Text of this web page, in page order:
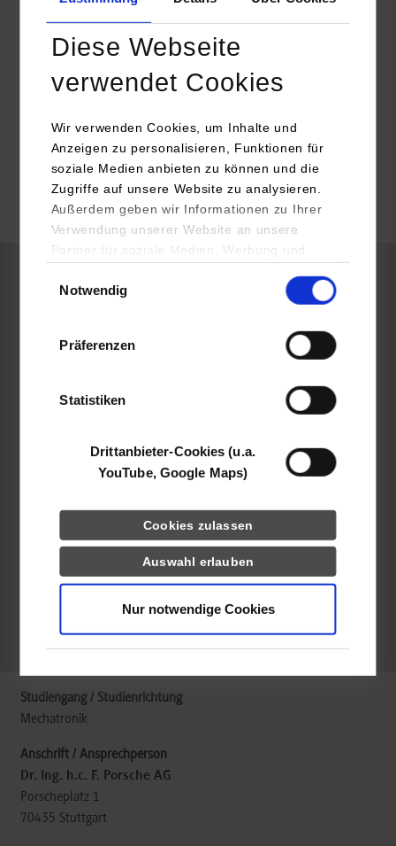
Diese Webseite
verwendet Cookies
Wir verwenden Cookies, um Inhalte und
Anzeigen zu personalisieren, Funktionen für
soziale Medien anbieten zu können und die
Zugriffe auf unsere Website zu analysieren.
Außerdem geben wir Informationen zu Ihrer
Verwendung unserer Website an unsere
Partner für soziale Medien, Werbung und
YouTube, Google Maps) führen diese
Daten zusammen, die Sie ihnen bereitgestellt
haben oder die sie im Rahmen Ihrer Nutzung
Notwendig
Präferenzen
Statistiken
Drittanbieter-Cookies (u.a.
YouTube, Google Maps)
Cookies zulassen
Auswahl erlauben
Nur notwendige Cookies
Produktionstechnik Bitte erfragen Sie die genaue Anzahl an freien
belegt
Maschinenbau / Fahrzeug-System-Engineering
Dr. Ing. h.c. F. Porsche AG
Kerassa Wassermann
berufsausbildung@porsche.de
Mechatronik
Dr. Ing. h.c. F. Porsche AG
Porscheplatz 1
70435 Stuttgart